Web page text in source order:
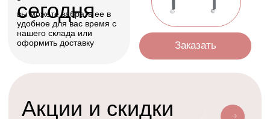
Доставим ваш заказ курьером, почтой
или службой доставки
Условия доставки